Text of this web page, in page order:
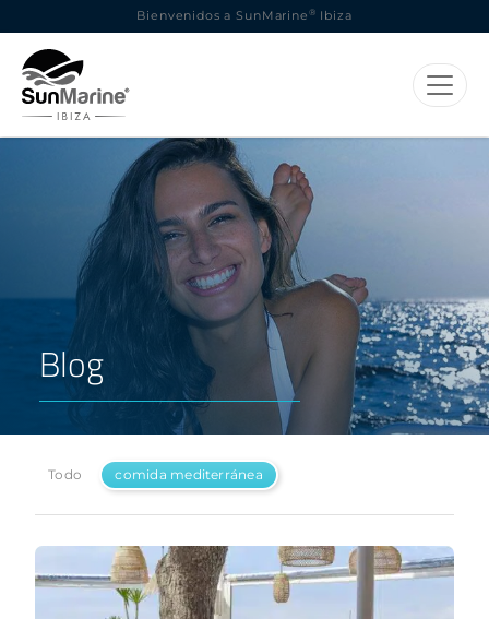
Bienvenidos a SunMarine ® Ibiza
Blog
Todo comida mediterránea